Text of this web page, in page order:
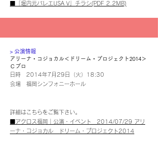
■「堀内元バレエUSA V」チラシ(PDF 2.2MB)
​> 公演情報
アリーナ・コジョカル＜ドリーム・プロジェクト2014＞
Ｃプロ
日時 2014年7月29日（火）18:30
会場 福岡シンフォニーホール
詳細はこちらをご覧下さい。
■アクロス福岡｜公演・イベント 2014/07/29 アリ
ーナ・コジョカル ドリーム・プロジェクト2014